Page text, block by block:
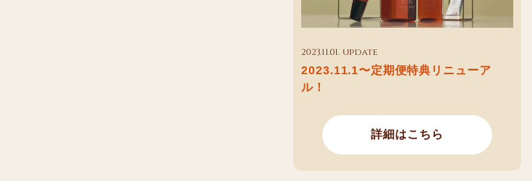
2023.11.01. update
2023.11.1〜定期便特典リニューア
ル！
詳細はこちら